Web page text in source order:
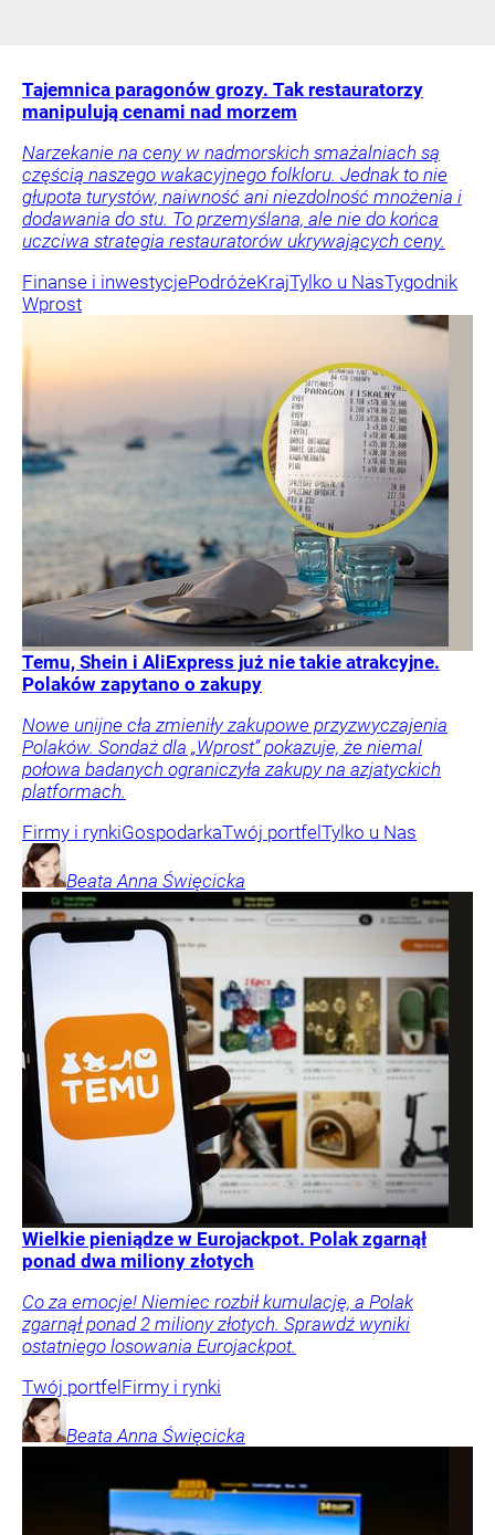
Tajemnica paragonów grozy. Tak restauratorzy
manipulują cenami nad morzem
Narzekanie na ceny w nadmorskich smażalniach są
częścią naszego wakacyjnego folkloru. Jednak to nie
głupota turystów, naiwność ani niezdolność mnożenia i
dodawania do stu. To przemyślana, ale nie do końca
uczciwa strategia restauratorów ukrywających ceny.
Finanse i inwestycjePodróżeKrajTylko u NasTygodnik
Wprost
Temu, Shein i AliExpress już nie takie atrakcyjne.
Polaków zapytano o zakupy
Nowe unijne cła zmieniły zakupowe przyzwyczajenia
Polaków. Sondaż dla „Wprost” pokazuje, że niemal
połowa badanych ograniczyła zakupy na azjatyckich
platformach.
Firmy i rynkiGospodarkaTwój portfel Tylko u Nas
Beata Anna Święcicka
Wielkie pieniądze w Eurojackpot. Polak zgarnął
ponad dwa miliony złotych
Co za emocje! Niemiec rozbił kumulację, a Polak
zgarnął ponad 2 miliony złotych. Sprawdź wyniki
ostatniego losowania Eurojackpot.
Twój portfel Firmy i rynki
Beata Anna Święcicka